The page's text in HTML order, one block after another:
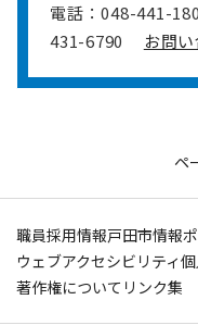
電話：048-441-
431-6790
お問
ペ
職員採用情報戸田市情報
ウェブアクセシビリティ
著作権について リンク集